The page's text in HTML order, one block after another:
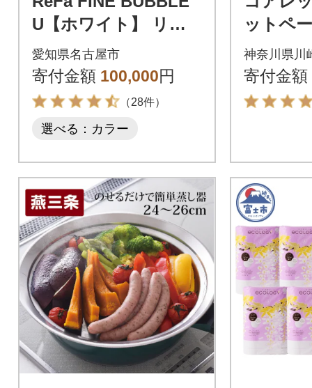
U【ホワイト】 リフ
ァ ファインバブル シ
ャワーヘッド
愛知県名古屋市
寄付金額 100,000円
（28件）
選べる：カラー
ットペ
ル ( 12
ブル
神奈川県川
寄付金額